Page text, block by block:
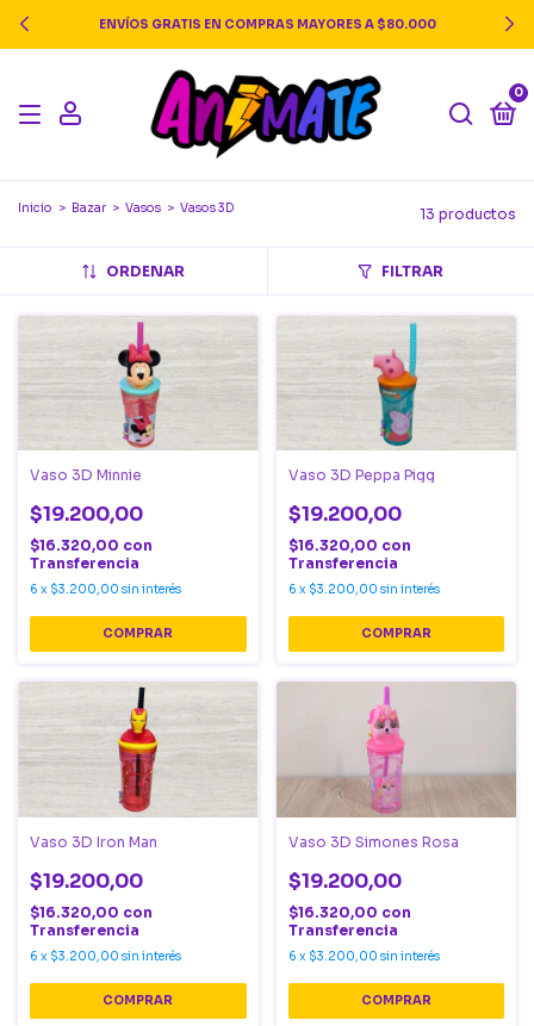
ENVÍOS GRATIS EN COMPRAS MAYORES A $80.000
0
Inicio > Bazar > Vasos > Vasos 3D 13 productos
ORDENAR FILTRAR
Vaso 3D Minnie
$19.200,00
$16.320,00 con
Transferencia
6 x $3.200,00 sin interés
Vaso 3D Peppa Pigg
$19.200,00
$16.320,00 con
Transferencia
6 x $3.200,00 sin interés
Vaso 3D Iron Man
$19.200,00
$16.320,00 con
Transferencia
6 x $3.200,00 sin interés
Vaso 3D Simones Rosa
$19.200,00
$16.320,00 con
Transferencia
6 x $3.200,00 sin interés